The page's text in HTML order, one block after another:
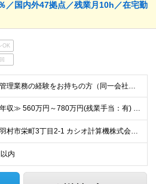
／国内外47拠点／残業月10h／在宅勤
OK
◆生産管理業務の経験をお持ちの方（同一会社で3年以上の従事経験）
≪想定年収≫ 560万円～780万円(残業手当：有) ※待遇はスキル、経験に応じて個別に決定致します。 ※基本給＋賞与（年2回）、別途残業代、諸手当を支給（残業代は1分単位で支給いたします） ※試用期
東京都羽村市栄町3丁目2-1 カシオ計算機株式会社 羽村技術センター ※転勤は当面ありません。 ※在宅勤務あり ※(変更の範囲)会社の定める勤務地
内